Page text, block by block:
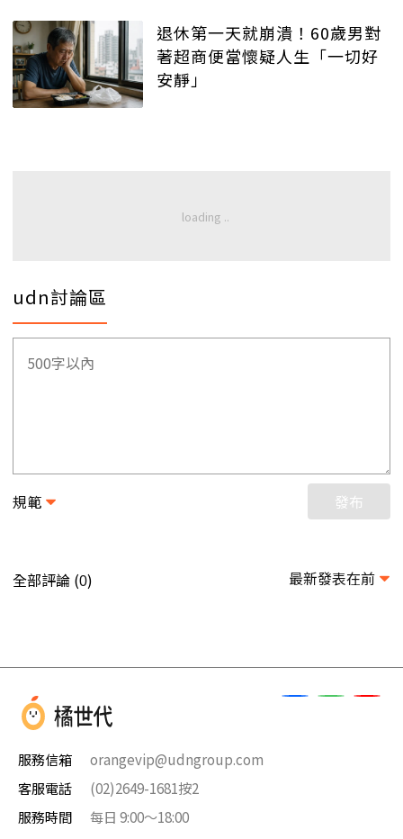
退休第一天就崩潰！60歲男對
著超商便當懷疑人生「一切好
安靜」
udn討論區
規範 發布
全部評論 (0) 最新發表在前
服務信箱
orangevip@udngroup.com
客服電話
(02)2649-1681按2
服務時間
每日 9:00～18:00